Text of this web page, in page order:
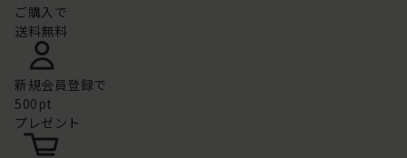
ご購入で
送料無料
新規会員登録で
500pt
プレゼント